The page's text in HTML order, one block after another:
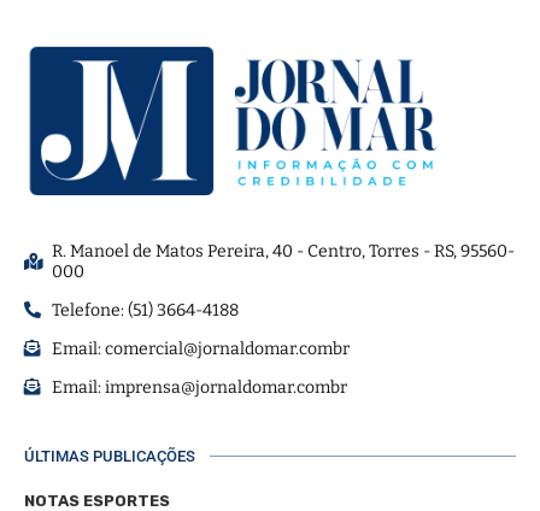
R. Manoel de Matos Pereira, 40 - Centro, Torres - RS, 95560-
000
Telefone: (51) 3664-4188
Email:comercial@jornaldomar.combr
Email:imprensa@jornaldomar.combr
ÚLTIMAS PUBLICAÇÕES
NOTAS ESPORTES